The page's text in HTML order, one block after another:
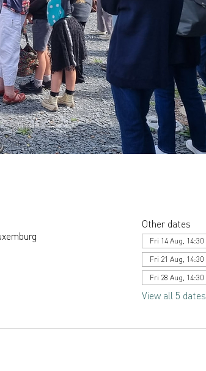
Other dates
Fri 14 Aug, 14:30
Fri 21 Aug, 14:30
Fri 28 Aug, 14:30
View all 5 dates